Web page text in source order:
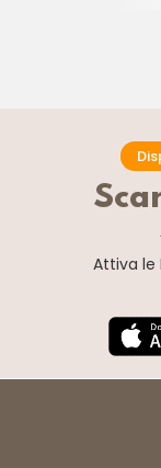
Attiva le